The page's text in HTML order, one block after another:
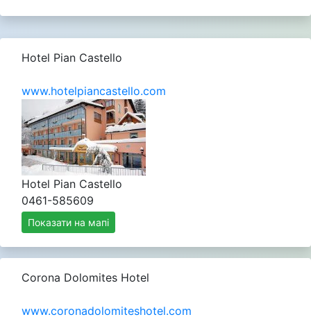
Hotel Pian Castello
www.hotelpiancastello.com
Hotel Pian Castello
0461-585609
Показати на мапі
Corona Dolomites Hotel
www.coronadolomiteshotel.com